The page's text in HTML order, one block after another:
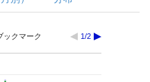
ックマーク 1/2